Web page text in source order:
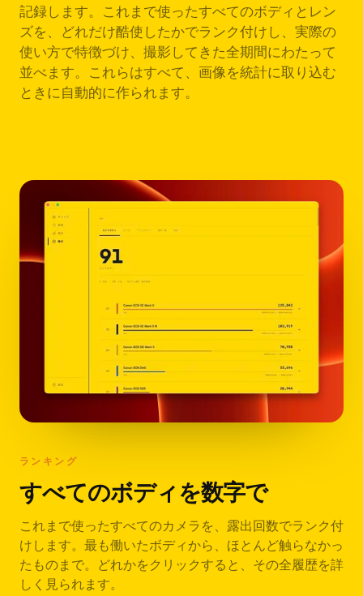
記録します。これまで使ったすべてのボディとレン
ズを、どれだけ酷使したかでランク付けし、実際の
使い方で特徴づけ、撮影してきた全期間にわたって
並べます。これらはすべて、画像を統計に取り込む
ときに自動的に作られます。
ランキング
すべてのボディを数字で
これまで使ったすべてのカメラを、露出回数でランク付
けします。最も働いたボディから、ほとんど触らなかっ
たものまで。どれかをクリックすると、その全履歴を詳
しく見られます。